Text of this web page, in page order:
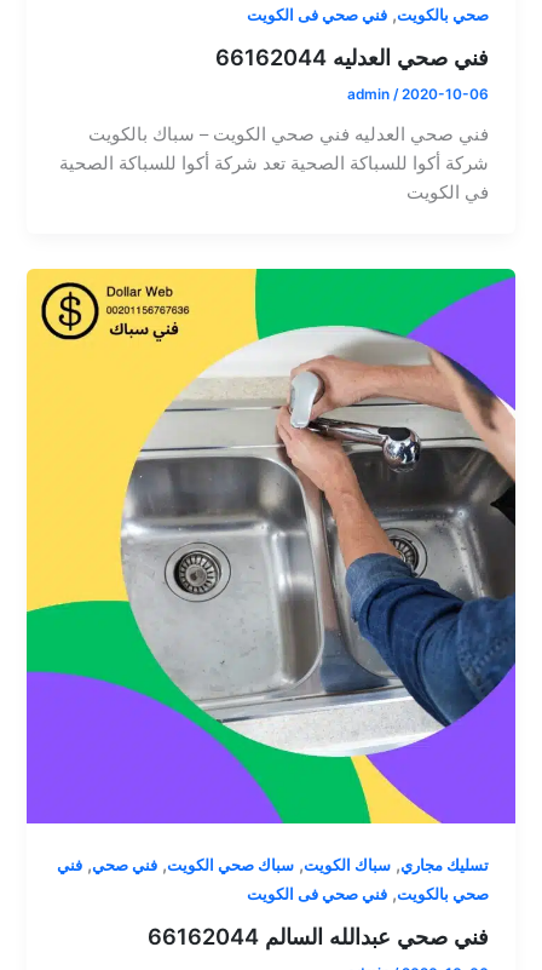
صحي بالكويت,فني صحي فى الكويت
فني صحي العدليه 66162044
admin /2020-10-06
فني صحي العدليه فني صحي الكويت – سباك بالكويت
شركة أكوا للسباكة الصحية تعد شركة أكوا للسباكة الصحية
في الكويت
تسليك مجاري,سباك الكويت,سباك صحي الكويت,فني صحي,فني
صحي بالكويت,فني صحي فى الكويت
فني صحي عبدالله السالم 66162044